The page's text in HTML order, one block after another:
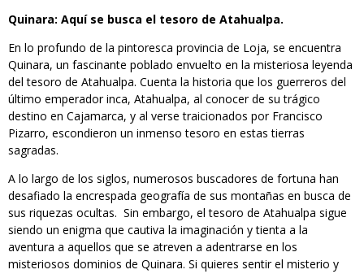
Quinara: Aquí se busca el tesoro de Atahualpa.
En lo profundo de la pintoresca provincia de Loja, se encuentra
Quinara, un fascinante poblado envuelto en la misteriosa leyenda
del tesoro de Atahualpa. Cuenta la historia que los guerreros del
último emperador inca, Atahualpa, al conocer de su trágico
destino en Cajamarca, y al verse traicionados por Francisco
Pizarro, escondieron un inmenso tesoro en estas tierras
sagradas.
A lo largo de los siglos, numerosos buscadores de fortuna han
desafiado la encrespada geografía de sus montañas en busca de
sus riquezas ocultas. Sin embargo, el tesoro de Atahualpa sigue
siendo un enigma que cautiva la imaginación y tienta a la
aventura a aquellos que se atreven a adentrarse en los
misteriosos dominios de Quinara. Si quieres sentir el misterio y